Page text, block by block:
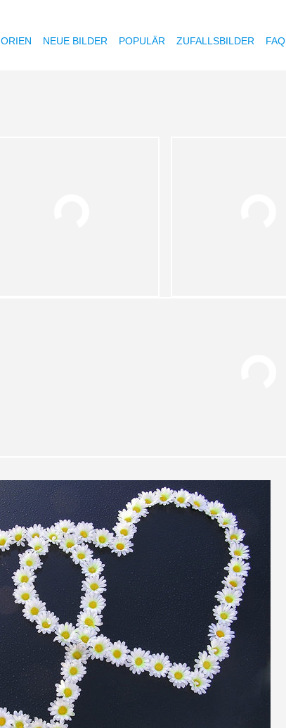
NEUE BILDER POPULÄR ZUFALLSBILDER FAQ